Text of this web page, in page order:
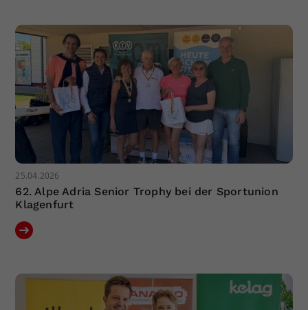
25.04.2026
62. Alpe Adria Senior Trophy bei der Sportunion
Klagenfurt